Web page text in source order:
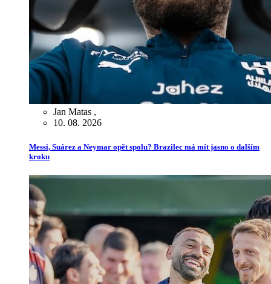
Jan Matas ,
10. 08. 2026
Messi, Suárez a Neymar opět spolu? Brazilec má mít jasno o dalším
kroku